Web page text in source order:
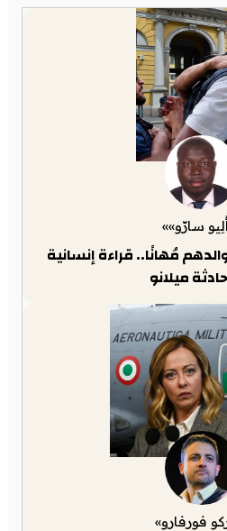
سارّو»»
مُهانًا.. قراءة إنسانية
ميلانو
فورفارو»